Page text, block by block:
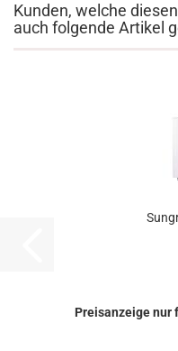
Kunden, welche
auch folgende Artikel
Preisanzeige nur